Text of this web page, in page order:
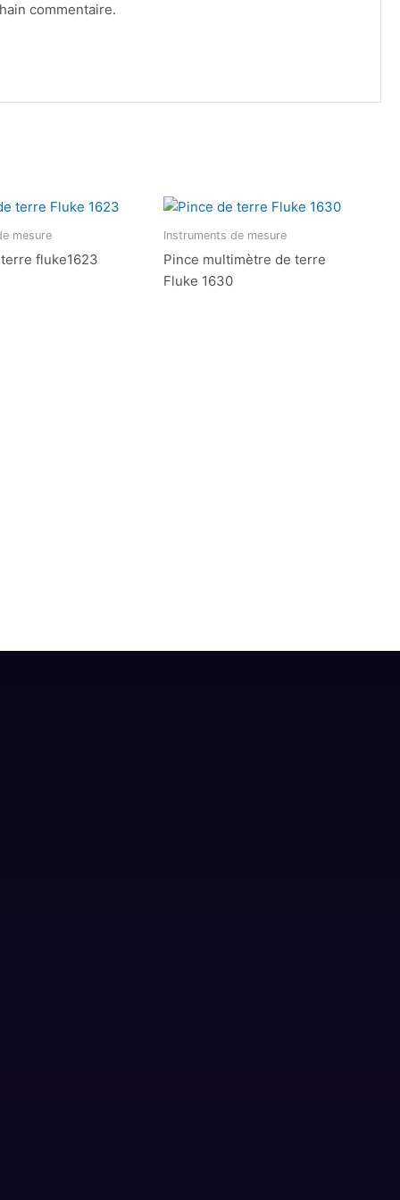
commentaire.
mesure
fluke1623
Instruments de mesure
Pince multimètre de terre
Fluke 1630